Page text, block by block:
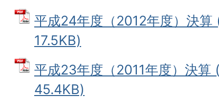
平成24年度（2012年度）決算
17.5KB)
平成23年度（2011年度）決算
45.4KB)